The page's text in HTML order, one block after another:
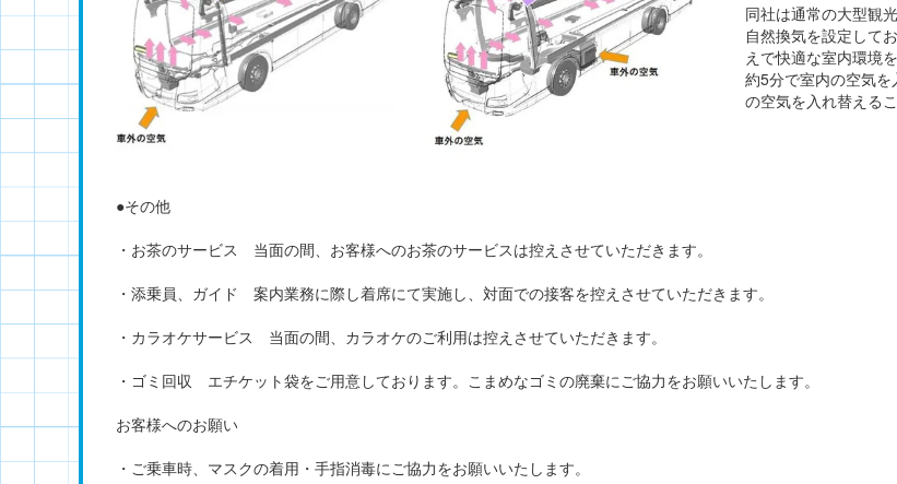
同社は通常の大型観
自然換気を設定して
えで快適な室内環境
約5分で室内の空気
の空気を入れ替える
●その他
・お茶のサービス 当面の間、お客様へのお茶のサービスは控えさせていただきます。
・添乗員、ガイド 案内業務に際し着席にて実施し、対面での接客を控えさせていただきます。
・カラオケサービス 当面の間、カラオケのご利用は控えさせていただきます。
・ゴミ回収 エチケット袋をご用意しております。こまめなゴミの廃棄にご協力をお願いいたします。
お客様へのお願い
・ご乗車時、マスクの着用・手指消毒にご協力をお願いいたします。